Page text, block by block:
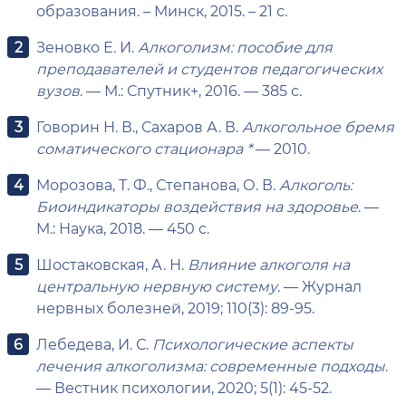
образования. – Минск, 2015. – 21 с.
Зеновко Е. И.Алкоголизм: пособие для
преподавателей и студентов педагогических
вузов. — М.: Спутник+, 2016. — 385 с.
Говорин Н. В., Сахаров А. В.Алкогольное бремя
соматического стационара *— 2010.
Морозова, Т. Ф., Степанова, О. В.Алкоголь:
Биоиндикаторы воздействия на здоровье. —
М.: Наука, 2018. — 450 с.
Шостаковская, А. Н. Влияние алкоголя на
центральную нервную систему. — Журнал
нервных болезней, 2019; 110(3): 89-95.
Лебедева, И. С. Психологические аспекты
лечения алкоголизма: современные подходы.
— Вестник психологии, 2020; 5(1): 45-52.